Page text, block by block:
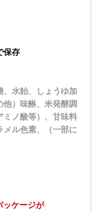
保存
、水飴、しょうゆ加
他）味醂、米発酵調
ミノ酸等）、甘味料
メル色素、（一部に
ケージが